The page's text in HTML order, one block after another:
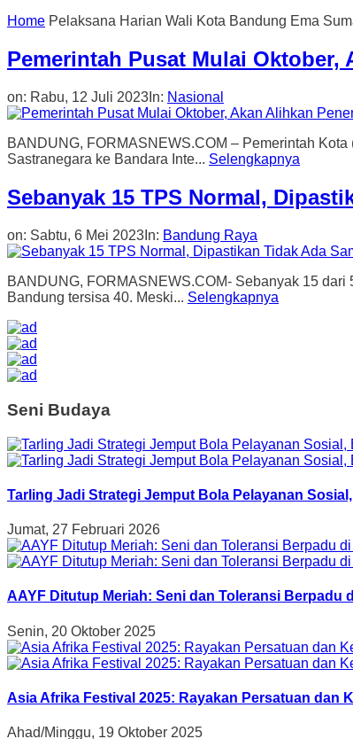
Home Pelaksana Harian Wali Kota Bandung Ema
Pemerintah Pusat Mulai Oktober,
on: Rabu, 12 Juli 2023 In: Nasional
BANDUNG, FORMASNEWS.COM – Pemerintah
Sastranegara ke Bandara Inte... Selengkapnya
Sebanyak 15 TPS Normal,
on: Sabtu, 6 Mei 2023 In: Bandung Raya
BANDUNG, FORMASNEWS.COM- Sebanyak 15
Bandung tersisa 40. Meski... Selengkapnya
Seni Budaya
Tarling Jadi Strategi Jemput Bola Pelayanan
Jumat, 27 Februari 2026
AAYF Ditutup Meriah: Seni dan Toleransi Berpadu
Senin, 20 Oktober 2025
Asia Afrika Festival 2025: Rayakan Persatuan dan
Ahad/Minggu, 19 Oktober 2025